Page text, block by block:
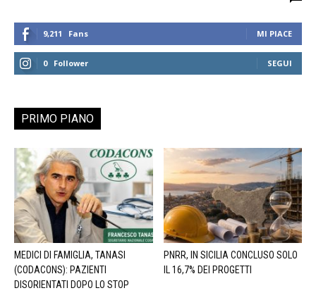
9,211 Fans MI PIACE
0 Follower SEGUI
PRIMO PIANO
MEDICI DI FAMIGLIA, TANASI
(CODACONS): PAZIENTI
DISORIENTATI DOPO LO STOP
PNRR, IN SICILIA CONCLUSO SOLO
IL 16,7% DEI PROGETTI